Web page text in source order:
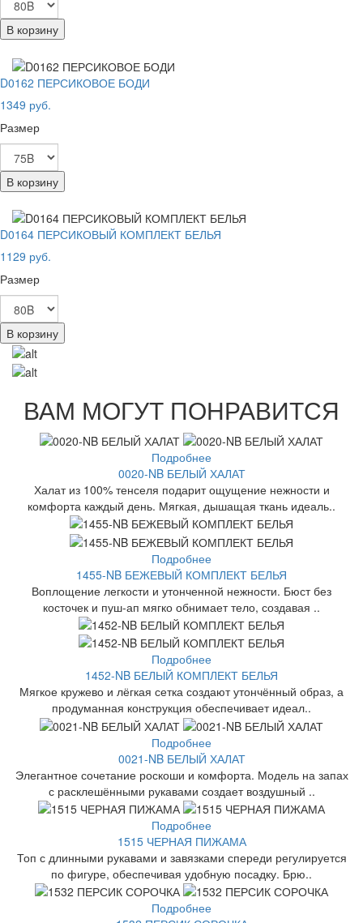
В корзину
D0162 ПЕРСИКОВОЕ БОДИ
1349 руб.
Размер
В корзину
D0164 ПЕРСИКОВЫЙ КОМПЛЕКТ БЕЛЬЯ
1129 руб.
Размер
В корзину
ВАМ МОГУТ ПОНРАВИТСЯ
Подробнее
0020-NB БЕЛЫЙ ХАЛАТ
Халат из 100% тенселя подарит ощущение нежности и
комфорта каждый день. Мягкая, дышащая ткань идеаль..
Подробнее
1455-NB БЕЖЕВЫЙ КОМПЛЕКТ БЕЛЬЯ
Воплощение легкости и утонченной нежности. Бюст без
косточек и пуш-ап мягко обнимает тело, создавая ..
Подробнее
1452-NB БЕЛЫЙ КОМПЛЕКТ БЕЛЬЯ
Мягкое кружево и лёгкая сетка создают утончённый образ, а
продуманная конструкция обеспечивает идеал..
Подробнее
0021-NB БЕЛЫЙ ХАЛАТ
Элегантное сочетание роскоши и комфорта. Модель на запах
с расклешёнными рукавами создает воздушный ..
Подробнее
1515 ЧЕРНАЯ ПИЖАМА
Топ с длинными рукавами и завязками спереди регулируется
по фигуре, обеспечивая удобную посадку. Брю..
Подробнее